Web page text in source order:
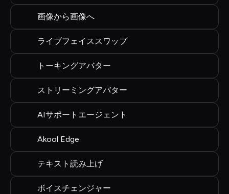
画像から画像へ
ライブフェイススワップ
トーキングアバター
ストリーミングアバター
AIサポートエージェント
Akool Edge
テキスト読み上げ
ボイスチェンジャー